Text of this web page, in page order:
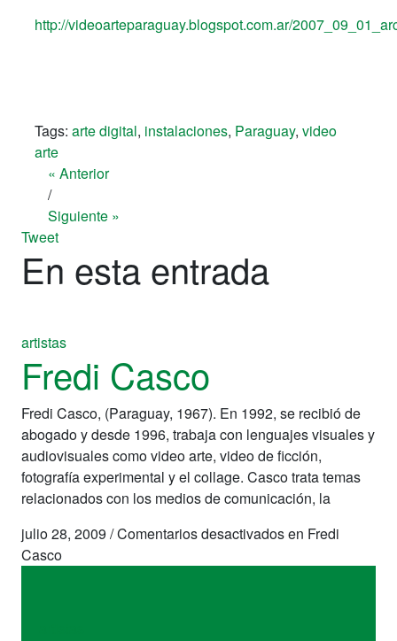
http://videoarteparaguay.blogspot.com.ar/
Tags: arte digital, instalaciones, Paraguay, video
arte
« Anterior
/
Siguiente »
Tweet
En esta entrada
artistas
Fredi Casco
Fredi Casco, (Paraguay, 1967). En 1992, se recibió de
abogado y desde 1996, trabaja con lenguajes visuales y
audiovisuales como video arte, video de ficción,
fotografía experimental y el collage. Casco trata temas
relacionados con los medios de comunicación, la
julio 28, 2009 /Comentarios desactivadosen Fredi
Casco